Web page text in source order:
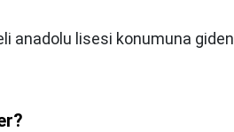
anadolu lisesi konumuna giden